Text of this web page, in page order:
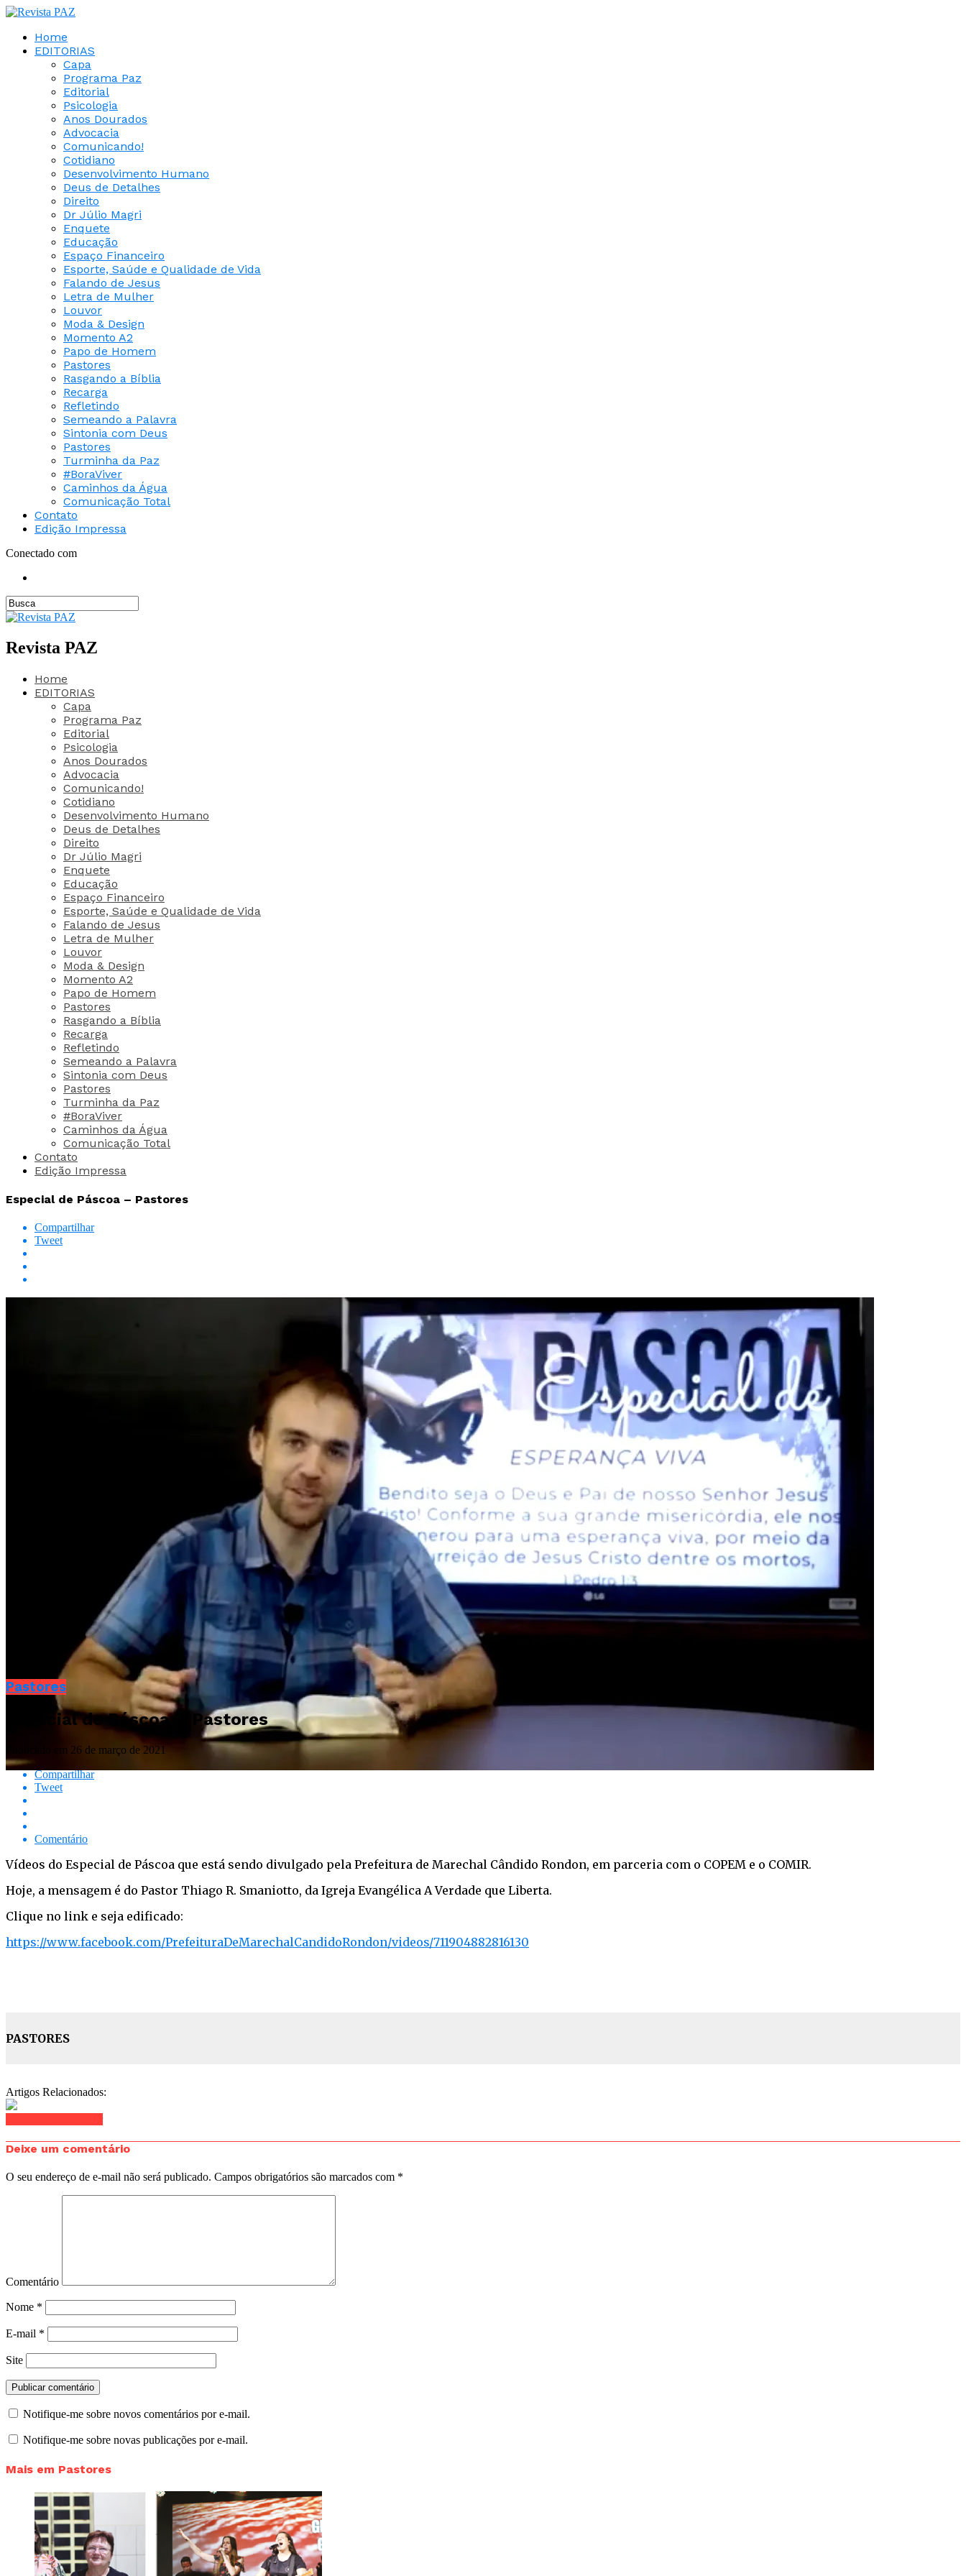
Home
EDITORIAS
Capa
Programa Paz
Editorial
Psicologia
Anos Dourados
Advocacia
Comunicando!
Cotidiano
Desenvolvimento Humano
Deus de Detalhes
Direito
Dr Júlio Magri
Enquete
Educação
Espaço Financeiro
Esporte, Saúde e Qualidade de Vida
Falando de Jesus
Letra de Mulher
Louvor
Moda & Design
Momento A2
Papo de Homem
Pastores
Rasgando a Bíblia
Recarga
Refletindo
Semeando a Palavra
Sintonia com Deus
Pastores
Turminha da Paz
#BoraViver
Caminhos da Água
Comunicação Total
Contato
Edição Impressa
Conectado com
Revista PAZ
Home
EDITORIAS
Capa
Programa Paz
Editorial
Psicologia
Anos Dourados
Advocacia
Comunicando!
Cotidiano
Desenvolvimento Humano
Deus de Detalhes
Direito
Dr Júlio Magri
Enquete
Educação
Espaço Financeiro
Esporte, Saúde e Qualidade de Vida
Falando de Jesus
Letra de Mulher
Louvor
Moda & Design
Momento A2
Papo de Homem
Pastores
Rasgando a Bíblia
Recarga
Refletindo
Semeando a Palavra
Sintonia com Deus
Pastores
Turminha da Paz
#BoraViver
Caminhos da Água
Comunicação Total
Contato
Edição Impressa
Especial de Páscoa – Pastores
Compartilhar
Tweet
Pastores
Especial de Páscoa – Pastores
Publicado em 26 de março de 2021
Compartilhar
Tweet
Comentário
Vídeos do Especial de Páscoa que está sendo divulgado pela Prefeitura de Marechal Cândido Rondon, em parceria com o COPEM e o COMIR.
Hoje, a mensagem é do Pastor Thiago R. Smaniotto, da Igreja Evangélica A Verdade que Liberta.
Clique no link e seja edificado:
https://www.facebook.com/PrefeituraDeMarechalCandidoRondon/videos/711904882816130
PASTORES
Artigos Relacionados:
Deixe um comentário
O seu endereço de e-mail não será publicado. Campos obrigatórios são marcados com *
Comentário
Nome *
E-mail *
Site
Notifique-me sobre novos comentários por e-mail.
Notifique-me sobre novas publicações por e-mail.
Mais em Pastores